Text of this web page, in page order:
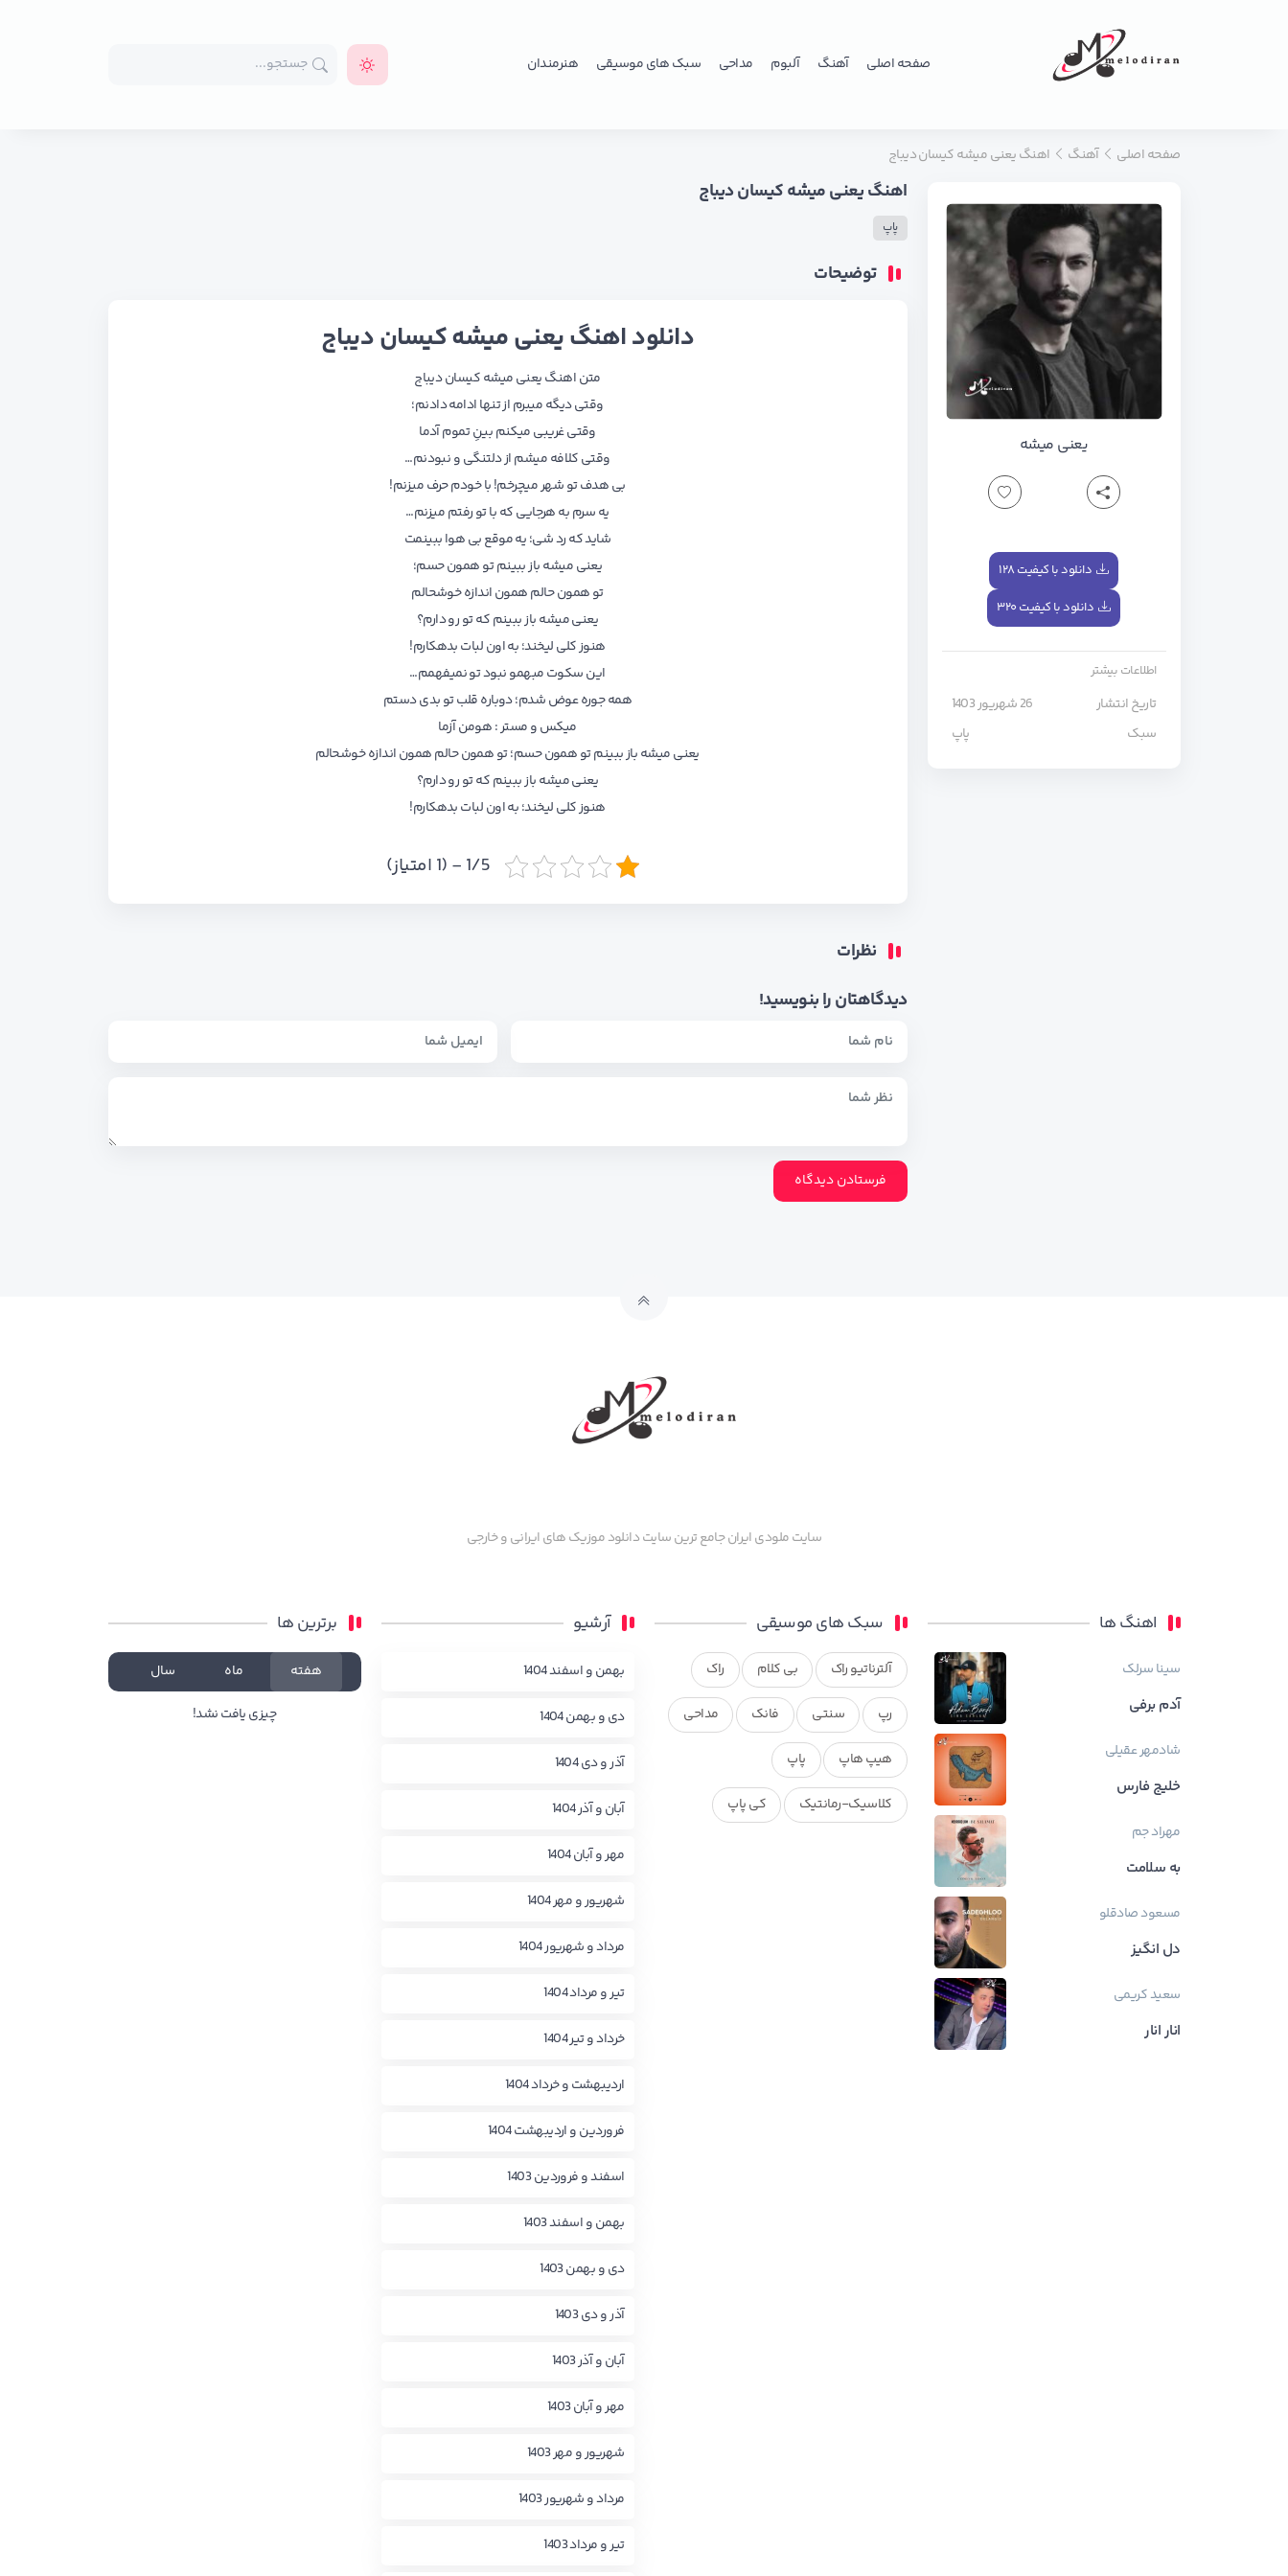
صفحه اصلی آهنگ آلبوم مداحی سبک های موسیقی هنرمندان
صفحه اصلی آهنگ اهنگ یعنی میشه کیسان دیباج
یعنی میشه
دانلود با کیفیت ۱۲۸
دانلود با کیفیت ۳۲۰
اطلاعات بیشتر
تاریخ انتشار
26 شهریور 1403
سبک
پاپ
اهنگ یعنی میشه کیسان دیباج
پاپ
توضیحات
دانلود اهنگ یعنی میشه کیسان دیباج
متن اهنگ یعنی میشه کیسان دیباج
وقتی دیگه میبرم از تنها ادامه دادنم؛
وقتی غریبی میکنم بینِ تموم آدما
وقتی کلافه میشم از دلتنگی و نبودنم…
بی هدف تو شهر میچرخم! با خودم حرف میزنم!
یه سرم به هرجایی که با تو رفتم میزنم…
شاید که رد شی؛ یه موقع بی هوا ببینمت
یعنی میشه باز ببینم تو همون حسم؛
تو همون حالم همون اندازه خوشحالم
یعنی میشه باز ببینم که تو رو دارم؟
هنوز کلی لیخند؛ به اون لبات بدهکارم!
این سکوت مبهمو نبود تو نمیفهمم…
همه جوره عوض شدم؛ دوباره قلب تو بدی دستم
میکس و مستر : هومن آزما
یعنی میشه باز ببینم تو همون حسم؛ تو همون حالم همون اندازه خوشحالم
یعنی میشه باز ببینم که تو رو دارم؟
هنوز کلی لیخند؛ به اون لبات بدهکارم!
1/5 - (1 امتیاز)
نظرات
دیدگاهتان را بنویسید!
سایت ملودی ایران جامع ترین سایت دانلود موزیک های ایرانی و خارجی
اهنگ ها
سینا سرلک
آدم برفی
شادمهر عقیلی
خلیج فارس
مهراد جم
به سلامت
مسعود صادقلو
دل انگیز
سعید کریمی
انار انار
سبک های موسیقی
آلترناتیو راک بی کلام راک
رپ سنتی فانک مداحی
هیپ هاپ پاپ
کلاسیک-رمانتیک کی پاپ
آرشیو
بهمن و اسفند 1404
دی و بهمن 1404
آذر و دی 1404
آبان و آذر 1404
مهر و آبان 1404
شهریور و مهر 1404
مرداد و شهریور 1404
تیر و مرداد 1404
خرداد و تیر 1404
اردیبهشت و خرداد 1404
فروردین و اردیبهشت 1404
اسفند و فروردین 1403
بهمن و اسفند 1403
دی و بهمن 1403
آذر و دی 1403
آبان و آذر 1403
مهر و آبان 1403
شهریور و مهر 1403
مرداد و شهریور 1403
تیر و مرداد 1403
برترین ها
هفته ماه سال
چیزی یافت نشد!